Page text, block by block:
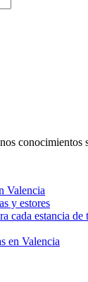
Valencia
y estores
cada estancia de
en Valencia